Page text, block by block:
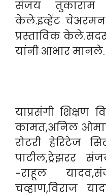
संजय तुकाराम
केले.इव्हेंट चेअरमन
प्रस्ताविक
यांनी आभार मानले.
याप्रसंगी शिक्षण
कामत,अनिल
रोटरी हेरिटेज
पाटील,ट्रेझरर
-राहूल
चव्हाण,विराज